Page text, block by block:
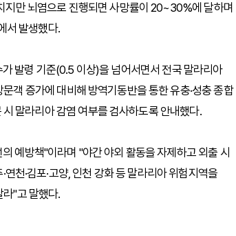
지만 뇌염으로 진행되면 사망률이 20~30%에 달하며
서 발생했다.
발령 기준(0.5 이상)을 넘어서면서 전국 말라리아
객 증가에 대비해 방역기동반을 통한 유충·성충 종합
말라리아 감염 여부를 검사하도록 안내했다.
예방책"이라며 "야간 야외 활동을 자제하고 외출 시
천·김포·고양, 인천 강화 등 말라리아 위험지역을
"고 말했다.